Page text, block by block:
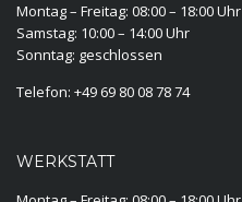
Montag – Freitag: 08:00 – 18:00 Uhr
Samstag: 10:00 – 14:00 Uhr
Sonntag: geschlossen
Telefon: +49 69 80 08 78 74
WERKSTATT